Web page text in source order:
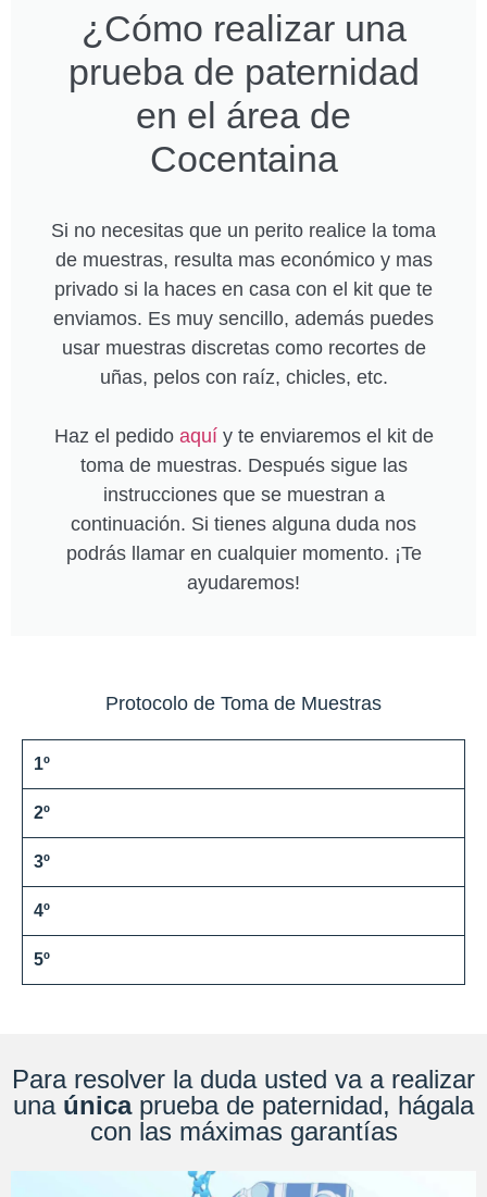
¿Cómo realizar una
prueba de paternidad
en el área de
Cocentaina
Si no necesitas que un perito realice la toma
de muestras, resulta mas económico y mas
privado si la haces en casa con el kit que te
enviamos. Es muy sencillo, además puedes
usar muestras discretas como recortes de
uñas, pelos con raíz, chicles, etc.
Haz el pedido aquíy te enviaremos el kit de
toma de muestras. Después sigue las
instrucciones que se muestran a
continuación. Si tienes alguna duda nos
podrás llamar en cualquier momento. ¡Te
ayudaremos!
Protocolo de Toma de Muestras
1º
2º
3º
4º
5º
Para resolver la duda usted va a realizar
una únicaprueba de paternidad, hágala
con las máximas garantías